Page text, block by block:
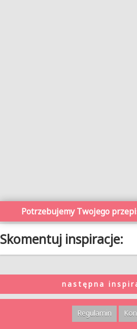
Potrzebujemy Twojego
Skomentuj inspiracje:
następna
Regulamin